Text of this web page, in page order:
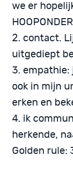
we er
2. contact.
uitgediept
3. empathie:
ook in mijn
erken en
4. ik
herkende,
Golden rule: